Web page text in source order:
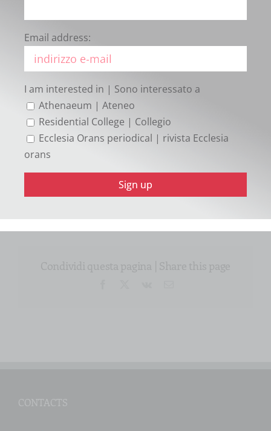
Adnotationes
Index
BOOK REVIEWS
Sources
Condividi questa pagina | Share this page
CONTACTS
Email address:
I am interested in | Sono interessato a
Athenaeum | Ateneo
Residential College | Collegio
Ecclesia Orans periodical | rivista Ecclesia
orans